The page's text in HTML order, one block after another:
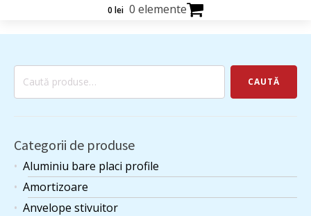
0 lei 0 elemente
Caută
CAUTĂ
Categorii de produse
Aluminiu bare placi profile
Amortizoare
Anvelope stivuitor